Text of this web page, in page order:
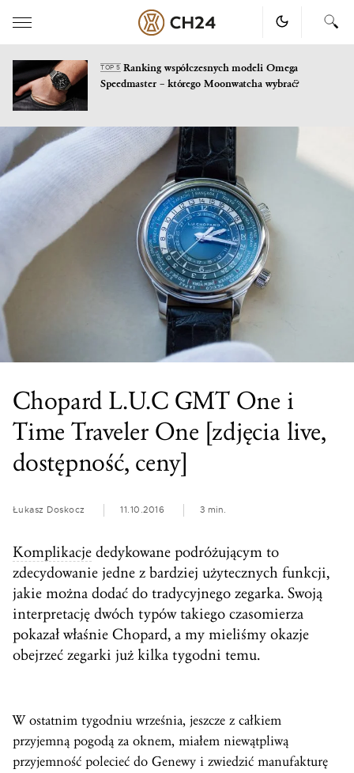
content
TOP 5Ranking współczesnych modeli Omega
Speedmaster – którego Moonwatcha wybrać?
Chopard L.U.C GMT One i
Time Traveler One [zdjęcia live,
dostępność, ceny]
Łukasz Doskocz 11.10.2016 3 min.
Komplikacje dedykowane podróżującym to
zdecydowanie jedne z bardziej użytecznych funkcji,
jakie można dodać do tradycyjnego zegarka. Swoją
interpretację dwóch typów takiego czasomierza
pokazał właśnie Chopard, a my mieliśmy okazje
obejrzeć zegarki już kilka tygodni temu.
W ostatnim tygodniu września, jeszcze z całkiem
przyjemną pogodą za oknem, miałem niewątpliwą
przyjemność polecieć do Genewy i zwiedzić manufakturę